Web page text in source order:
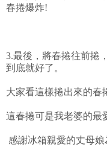
春捲爆炸!
3.最後，將春捲往前捲
到底就好了。
大家看這樣捲出來的春
這春捲可是我老婆的最
感謝冰箱親愛的丈母